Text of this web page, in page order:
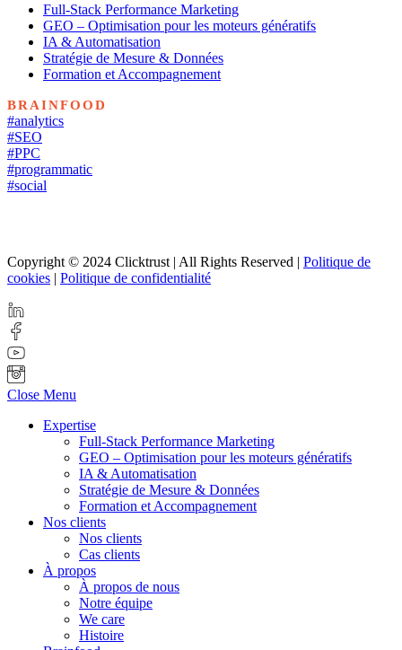
Full-Stack Performance Marketing
GEO – Optimisation pour les moteurs génératifs
IA & Automatisation
Stratégie de Mesure & Données
Formation et Accompagnement
BRAINFOOD
#analytics
#SEO
#PPC
#programmatic
#social
Copyright © 2024 Clicktrust | All Rights Reserved | Politique de
cookies | Politique de confidentialité
Close Menu
Expertise
Full-Stack Performance Marketing
GEO – Optimisation pour les moteurs génératifs
IA & Automatisation
Stratégie de Mesure & Données
Formation et Accompagnement
Nos clients
Nos clients
Cas clients
À propos
À propos de nous
Notre équipe
We care
Histoire